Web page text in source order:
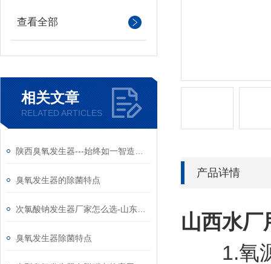
查看全部
相关文章
RELATED ARTICLES
臭氧发生器的除菌特点
臭氧发生器除菌特点
产品详情
山西水厂
1.氧源